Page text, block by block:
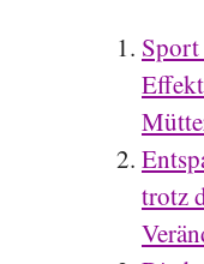
trotz